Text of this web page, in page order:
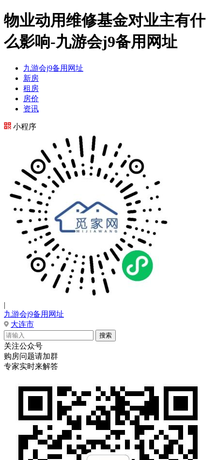
物业动用维修基金对业主有什
么影响-九游会j9备用网址
九游会j9备用网址
新房
租房
房价
资讯
小程序
|
九游会j9备用网址
大连市
关注公众号
购房问题请加群
专家实时来解答